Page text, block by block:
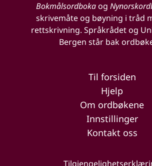
Bokmålsordbokaog
skrivemåte og bøyning i tråd
rettskrivning. Språkrådet og
Bergen står bak
Til forsiden
Hjelp
Om ordbøkene
Innstillinger
Kontakt oss